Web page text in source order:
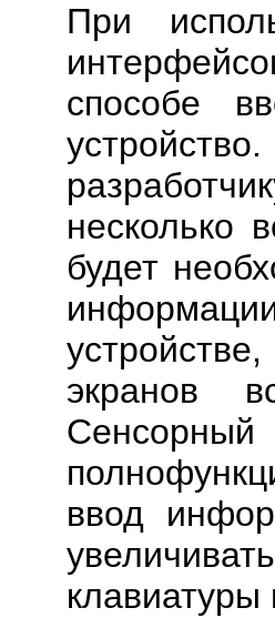
При
способе
несколько
будет
экранов
ввод
клавиатуры